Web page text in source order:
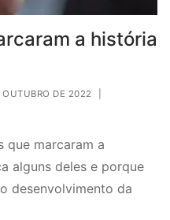
a história
OUTUBRO DE 2022
que marcaram a
alguns deles e porque
desenvolvimento da